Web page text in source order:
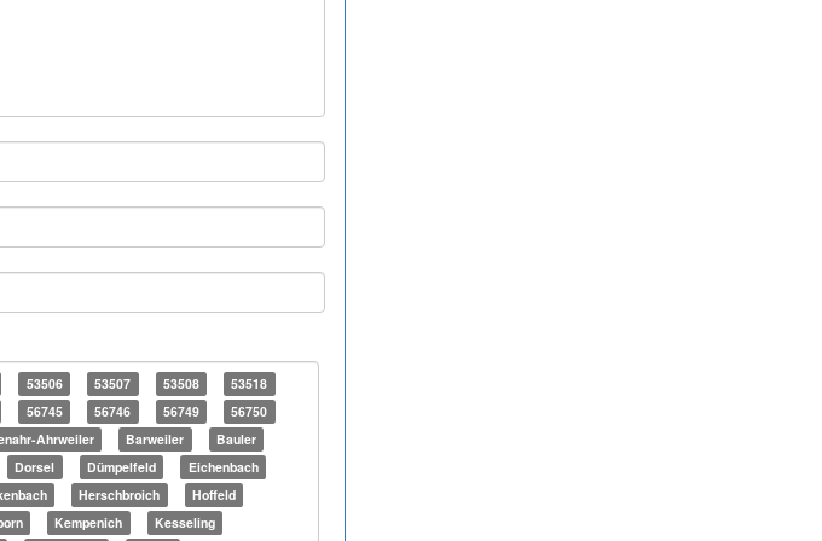
53506 53507 53508
53518
56745 56746 56749
56750
Ahrweiler Barweiler
Bauler
Dorsel Dümpelfeld
Eichenbach
Herschbroich
Hoffeld
Kempenich Kesseling